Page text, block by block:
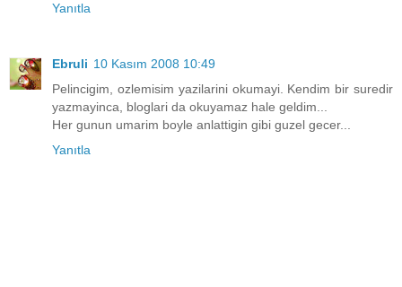
Yanıtla
Ebruli 10 Kasım 2008 10:49
Pelincigim, ozlemisim yazilarini okumayi. Kendim bir suredir
yazmayinca, bloglari da okuyamaz hale geldim...
Her gunun umarim boyle anlattigin gibi guzel gecer...
Yanıtla